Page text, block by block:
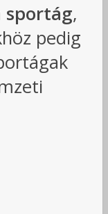
sportág,
pedig